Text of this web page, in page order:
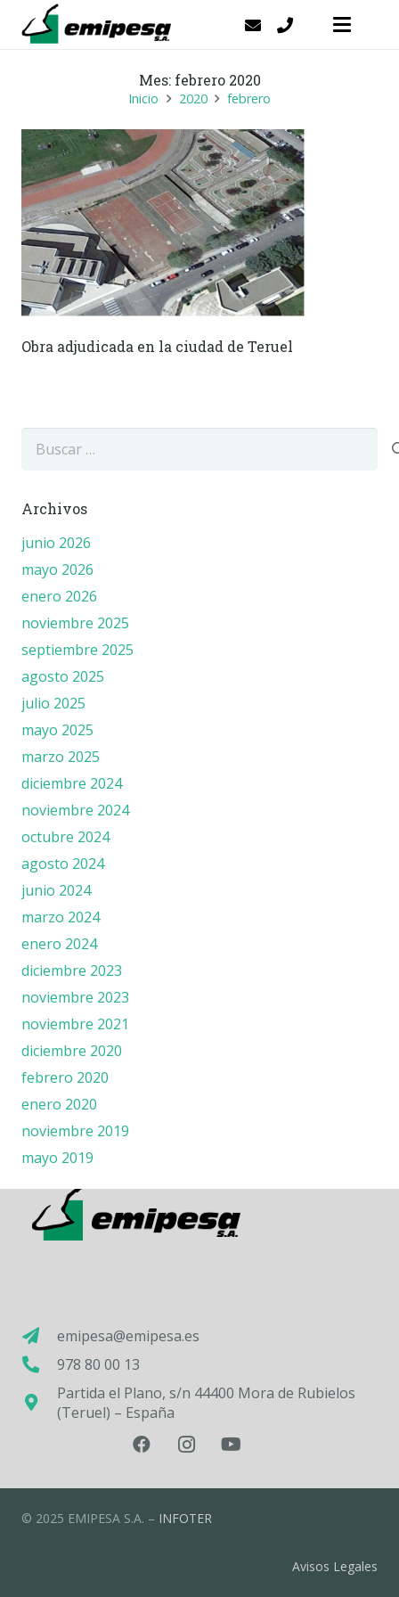
Mes: febrero 2020
Inicio 2020 febrero
Obra adjudicada en la ciudad de Teruel
Archivos
junio 2026
mayo 2026
enero 2026
noviembre 2025
septiembre 2025
agosto 2025
julio 2025
mayo 2025
marzo 2025
diciembre 2024
noviembre 2024
octubre 2024
agosto 2024
junio 2024
marzo 2024
enero 2024
diciembre 2023
noviembre 2023
noviembre 2021
diciembre 2020
febrero 2020
enero 2020
noviembre 2019
mayo 2019
emipesa@emipesa.es
978 80 00 13
Partida el Plano, s/n 44400 Mora de Rubielos
(Teruel) – España
© 2025 EMIPESA S.A. – INFOTER
Avisos Legales